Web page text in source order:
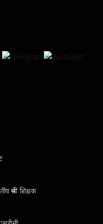
श्रेणी शिक्षक